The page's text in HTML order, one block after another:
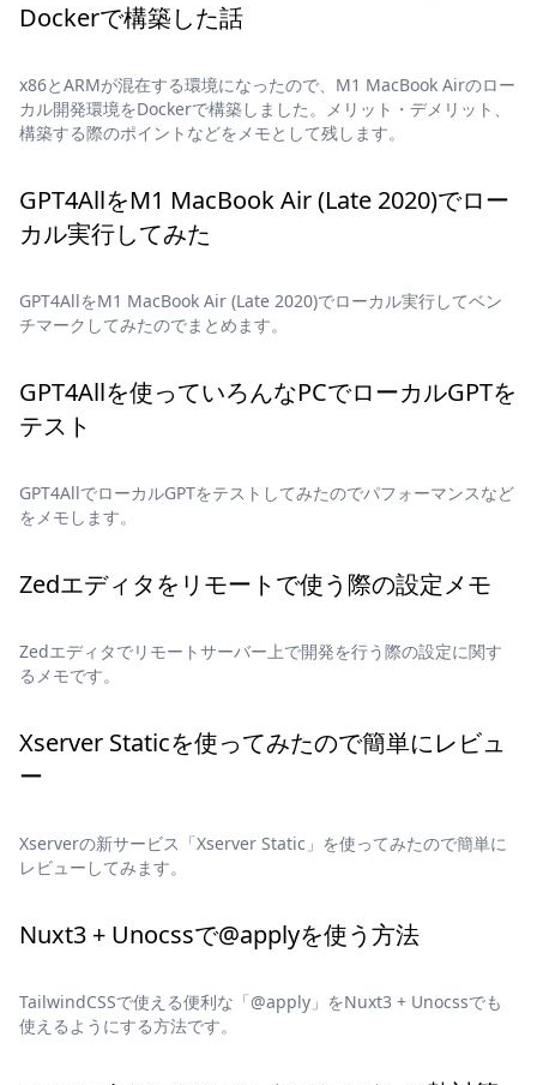
Dockerで構築した話
x86とARMが混在する環境になったので、M1 MacBook Airのロー
カル開発環境をDockerで構築しました。メリット・デメリット、
構築する際のポイントなどをメモとして残します。
GPT4AllをM1 MacBook Air (Late 2020)でロー
カル実行してみた
GPT4AllをM1 MacBook Air (Late 2020)でローカル実行してベン
チマークしてみたのでまとめます。
GPT4Allを使っていろんなPCでローカルGPTを
テスト
GPT4AllでローカルGPTをテストしてみたのでパフォーマンスなど
をメモします。
Zedエディタをリモートで使う際の設定メモ
Zedエディタでリモートサーバー上で開発を行う際の設定に関す
るメモです。
Xserver Staticを使ってみたので簡単にレビュ
ー
Xserverの新サービス「Xserver Static」を使ってみたので簡単に
レビューしてみます。
Nuxt3 + Unocssで@applyを使う方法
TailwindCSSで使える便利な「@apply」をNuxt3 + Unocssでも
使えるようにする方法です。